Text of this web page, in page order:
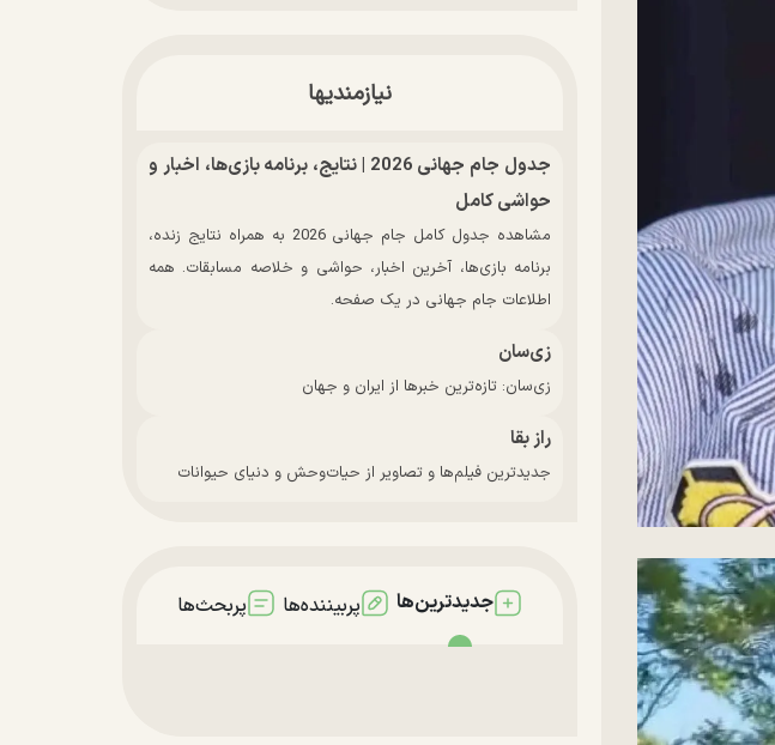
نیازمندیها
جدول جام جهانی 2026 | نتایج، برنامه بازی‌ها، اخبار و
حواشی کامل
مشاهده جدول کامل جام جهانی 2026 به همراه نتایج زنده،
برنامه بازی‌ها، آخرین اخبار، حواشی و خلاصه مسابقات. همه
اطلاعات جام جهانی در یک صفحه.
زی‌سان
زی‌سان: تازه‌ترین خبرها از ایران و جهان
راز بقا
جدیدترین فیلم‌ها و تصاویر از حیات‌وحش و دنیای حیوانات
جدیدترین‌ها پربیننده‌ها پربحث‌ها